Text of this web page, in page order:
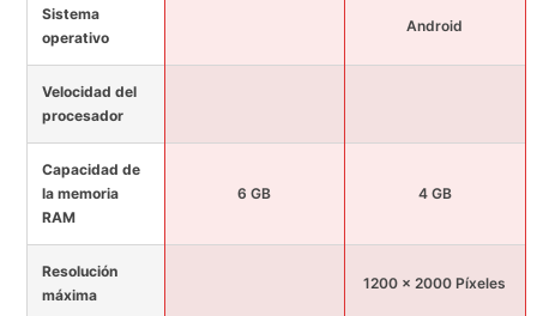
Sistema
operativo
Android
Velocidad del
procesador
Capacidad de
la memoria
RAM
6 GB 4 GB
Resolución
máxima
1200 x 2000 Píxeles